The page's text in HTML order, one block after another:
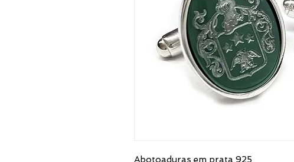
Abotoaduras em prata 925